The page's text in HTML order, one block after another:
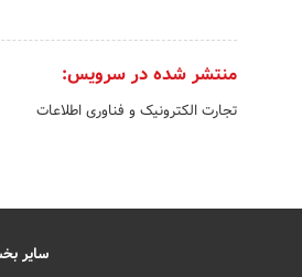
منتشر شده در سرویس:
تجارت الکترونیک و فناوری اطلاعات
سایر